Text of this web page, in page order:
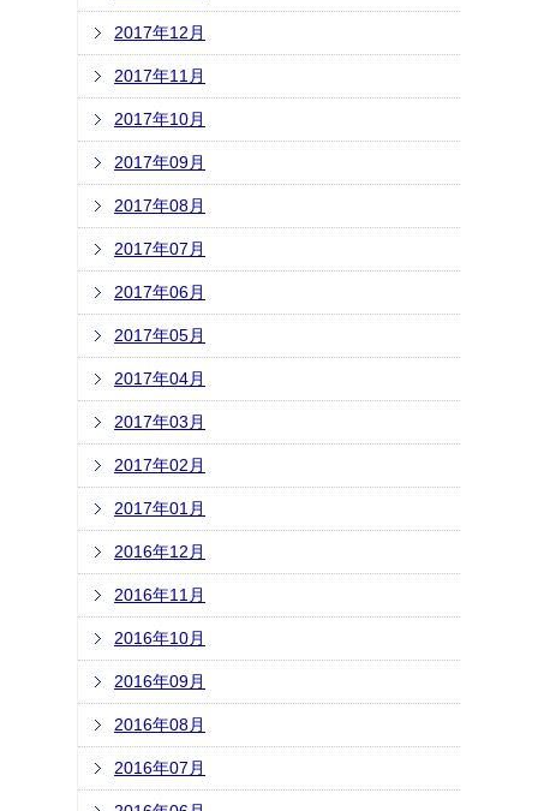
2017年12月
2017年11月
2017年10月
2017年09月
2017年08月
2017年07月
2017年06月
2017年05月
2017年04月
2017年03月
2017年02月
2017年01月
2016年12月
2016年11月
2016年10月
2016年09月
2016年08月
2016年07月